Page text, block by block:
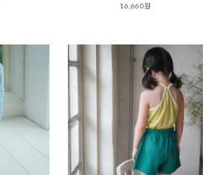
16,660원